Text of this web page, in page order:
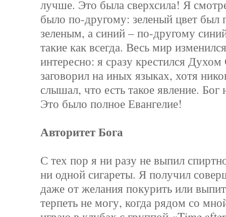
лучше. Это была сверхсила! Я
было по-другому: зеленый цвет был
зеленым, а синий – по-другому
такие как всегда. Весь мир
интересно: я сразу крестился
заговорил на иных языках, хотя
слышал, что есть такое явление.
Это было полное Евангелие!
Авторитет Бога
С тех пор я ни разу не выпил
ни одной сигареты. Я получил
даже от желания покурить или
терпеть не могу, когда рядом со